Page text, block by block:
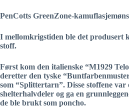
PenCotts GreenZone-
I mellomkrigstiden ble det produsert
stoff.
Først kom den italienske “M1929
deretter den tyske
som “Splittertarn”. Disse stoffene
shelterhalvdeler og ga en
de ble brukt som poncho.